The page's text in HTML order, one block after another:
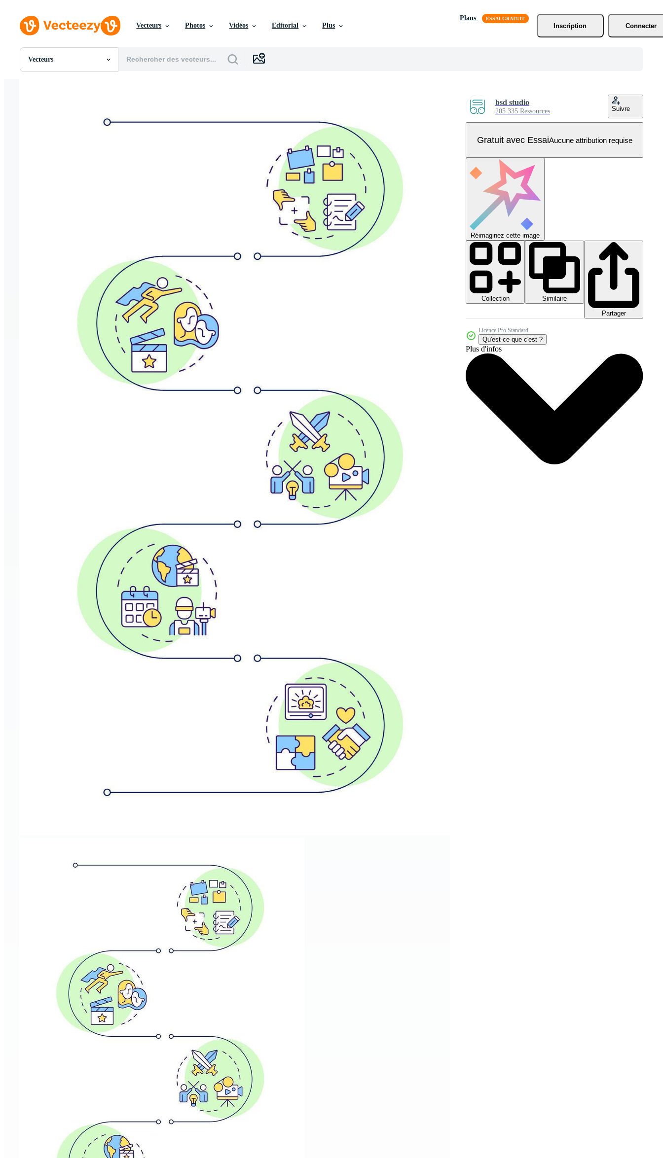
Vecteurs Photos Vidéos Editorial Plus
Plans
Inscription
Connecter
Vecteurs
Toutes Images
bsd studio
205 335 Ressources Suivre
Gratuit avec EssaiAucune attribution requise
Réimaginez cette image
Collection
Similaire
Partager
Licence Pro Standard
Qu'est-ce que c'est ?
Plus d'infos